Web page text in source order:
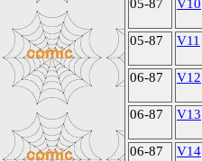
05-87 V10
05-87 V11
06-87 V12
06-87 V13
06-87 V14